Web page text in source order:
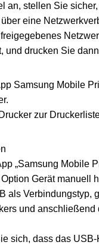
an, stellen Sie
eine
und drucken Sie
Samsung Mobile
zur
„Samsung Mobile
Gerät manuell
als Verbindungstyp,
und anschließend
sich, dass das USB-